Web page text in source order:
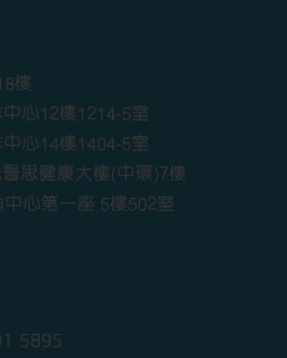
樓
心12樓1214-5室
心14樓1404-5室
思健康大樓(中環)7樓
心第一座 5樓502室
5895